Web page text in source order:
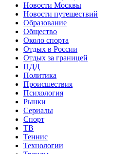
Новости Москвы
Новости путешествий
Образование
Общество
Около спорта
Отдых в России
Отдых за границей
ПДД
Политика
Происшествия
Психология
Рынки
Сериалы
Спорт
ТВ
Теннис
Технологии